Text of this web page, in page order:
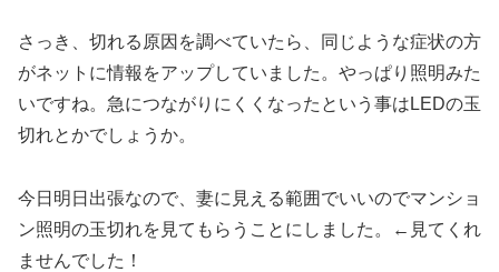
さっき、切れる原因を調べていたら、同じような症状の方
がネットに情報をアップしていました。やっぱり照明みた
いですね。急につながりにくくなったという事はLEDの玉
切れとかでしょうか。
今日明日出張なので、妻に見える範囲でいいのでマンショ
ン照明の玉切れを見てもらうことにしました。←見てくれ
ませんでした！